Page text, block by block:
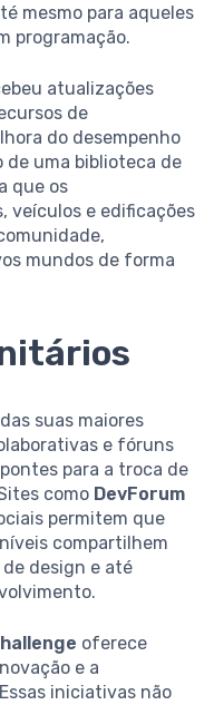
mesmo para aqueles
programação.
atualizações
de
do desempenho
de uma biblioteca de
que os
veículos e edificações
mundos de forma
suas maiores
e fóruns
para a troca de
como DevForum
permitem que
compartilhem
design e até
oferece
e a
iniciativas não